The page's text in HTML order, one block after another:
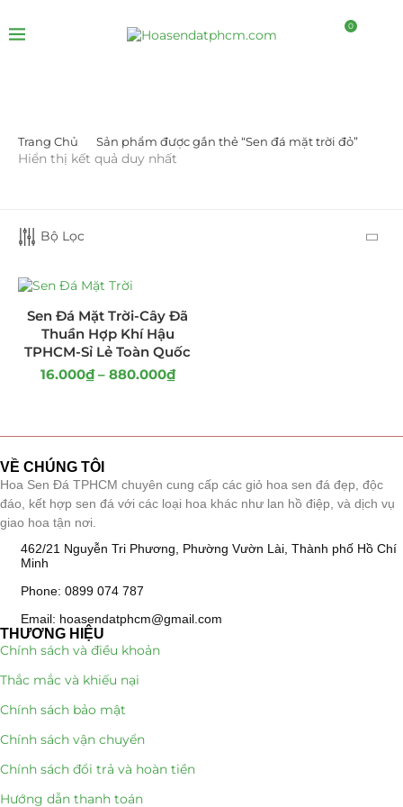
0
LỌC BỞI GIÁ
DANH MỤC SẢN PHẨM
Cây Sen Đá Giá Sỉ
Chậu Sen Đá Mini (8)
Hồ Điệp và Hoa Sen đá (289)
Lan Hồ Điệp Truyền Thống
Lũa Hồ Điệp Sen Đá
Tiểu Cảnh Lan Sen Đá
Hoa Ngày Lễ 8/3
Hoa Tặng 20/10
Trang Chủ Sản phẩm được gắn thẻ “Sen đá mặt trời đỏ”
Hiển thị kết quả duy nhất
Bộ Lọc
Sen Đá Mặt Trời-Cây Đã
Thuần Hợp Khí Hậu
TPHCM-Sỉ Lẻ Toàn Quốc
16.000₫ – 880.000₫
VỀ CHÚNG TÔI
Hoa Sen Đá TPHCM chuyên cung cấp các giỏ hoa sen đá đẹp, độc
đáo, kết hợp sen đá với các loại hoa khác như lan hồ điệp, và dịch vụ
giao hoa tận nơi.
462/21 Nguyễn Tri Phương, Phường Vườn Lài, Thành phố Hồ Chí
Minh
Phone: 0899 074 787
Email: hoasendatphcm@gmail.com
THƯƠNG HIỆU
Chính sách và điều khoản
Thắc mắc và khiếu nại
Chính sách bảo mật
Chính sách vận chuyển
Chính sách đổi trả và hoàn tiền
Hướng dẫn thanh toán